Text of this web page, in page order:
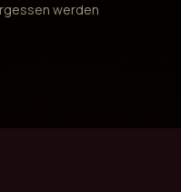
werden